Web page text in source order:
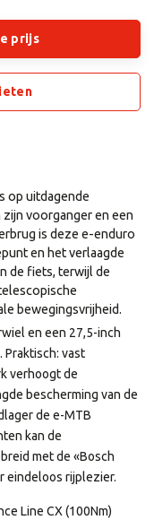
prijs
op uitdagende
voorganger en een
is deze e-enduro
en het verlaagde
de fiets, terwijl de
bewegingsvrijheid.
en een 27,5-inch
vast
verhoogt de
bescherming van de
de e-MTB
kan de
met de «Bosch
eindeloos rijplezier.
Line CX (100Nm)